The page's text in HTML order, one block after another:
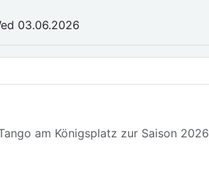
03.06.2026
am Königsplatz zur Saison 2026